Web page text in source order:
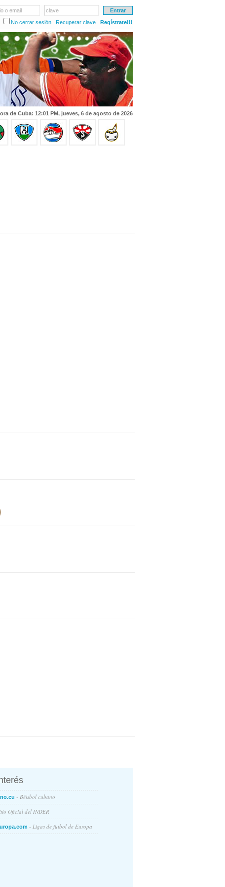
o email
clave
No cerrar sesión
Recuperar clave Regístrate!!!
de Cuba: 12:01 PM, jueves, 6 de agosto de 2026
- Béisbol cubano
Oficial del INDER
- Ligas de futbol de Europa